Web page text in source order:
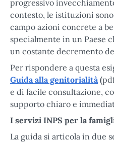
progressivo
contesto, le istituzioni
campo azioni concrete a
specialmente in un Paese
un costante decremento
Per rispondere a questa
Guida alla genitorialità (
e di facile consultazione,
supporto chiaro e
I servizi INPS per la
La guida si articola in due